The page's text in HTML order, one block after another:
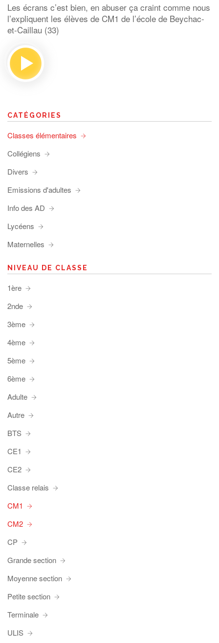
Les écrans c’est bien, en abuser ça craint comme nous
l’expliquent les élèves de CM1 de l’école de Beychac-
et-Caillau (33)
CATÉGORIES
Classes élémentaires
Collégiens
Divers
Emissions d'adultes
Info des AD
Lycéens
Maternelles
NIVEAU DE CLASSE
1ère
2nde
3ème
4ème
5ème
6ème
Adulte
Autre
BTS
CE1
CE2
Classe relais
CM1
CM2
CP
Grande section
Moyenne section
Petite section
Terminale
ULIS